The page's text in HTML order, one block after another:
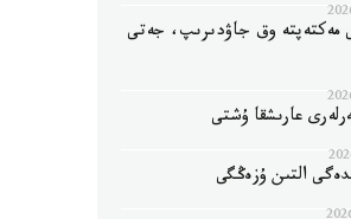
مەكتەپتە وق جاۋدىرىپ، جەتى
التىن ۇزەڭگى